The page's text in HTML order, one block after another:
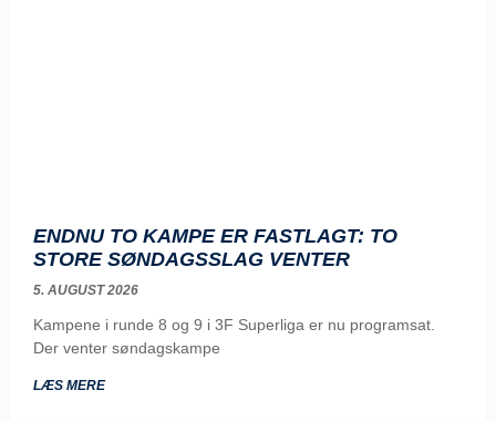
ENDNU TO KAMPE ER FASTLAGT: TO
STORE SØNDAGSSLAG VENTER
5. AUGUST 2026
Kampene i runde 8 og 9 i 3F Superliga er nu programsat.
Der venter søndagskampe
LÆS MERE